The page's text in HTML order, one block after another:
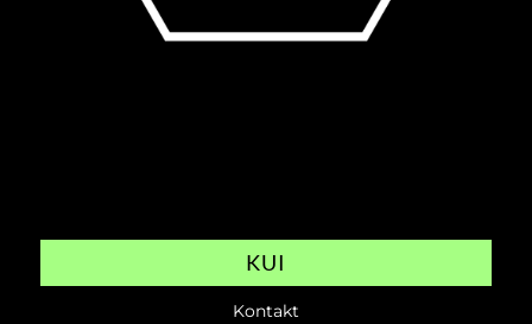
KUI
Kontakt